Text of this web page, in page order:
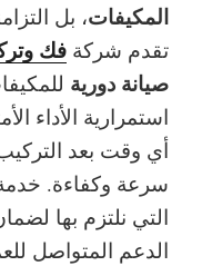
المكيفات، بل
تقدم شركة فك
صيانة دورية
استمرارية الأداء
أي وقت بعد
سرعة وكفاءة.
التي نلتزم بها
الدعم المتواصل